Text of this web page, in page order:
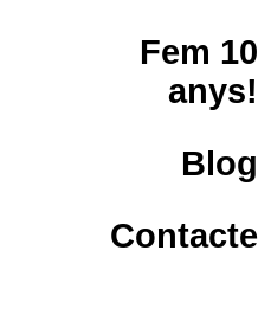
Fem 10
anys!
Blog
Contacte